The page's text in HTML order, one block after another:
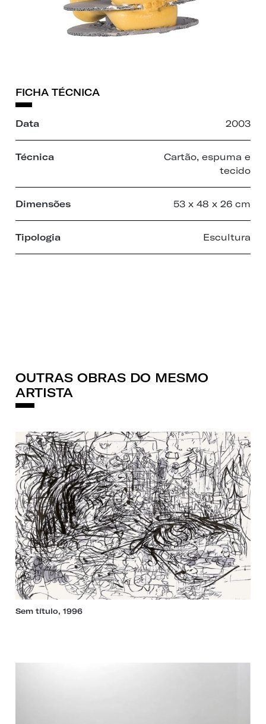
FICHA TÉCNICA
Data 2003
Técnica
Cartão, espuma e
tecido
Dimensões 53 x 48 x 26 cm
Tipologia Escultura
OUTRAS OBRAS DO MESMO
ARTISTA
Sem título, 1996